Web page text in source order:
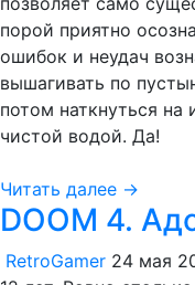
порой приятно
ошибок и неудач
вышагивать по
потом наткнуться на
чистой водой. Да!
Читать далее →
DOOM 4.
RetroGamer 24 мая